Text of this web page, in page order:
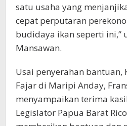
satu usaha yang
cepat perputaran
budidaya ikan seperti ini,”
Mansawan.
Usai penyerahan bantuan,
Fajar di Maripi Anday,
menyampaikan terima
Legislator Papua Barat